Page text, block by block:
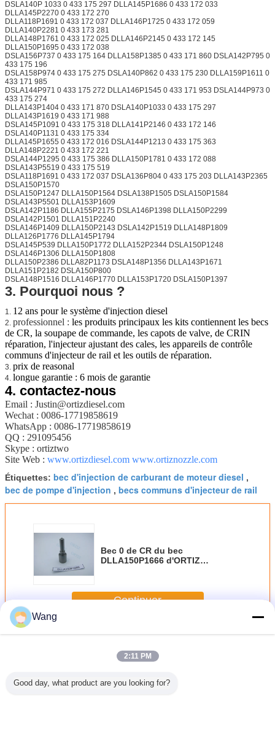
DSLA140P 1033 0 433 175 297 DLLA145P1686 0 433 172 033
DLLA145P2270 0 433 172 270
DLLA118P1691 0 433 172 037 DLLA146P1725 0 433 172 059
DLLA140P2281 0 433 173 281
DLLA148P1761 0 433 172 025 DLLA146P2145 0 433 172 145
DLLA150P1695 0 433 172 038
DSLA156P737 0 433 175 164 DLLA158P1385 0 433 171 860 DSLA142P795 0
433 175 196
DSLA158P974 0 433 175 275 DSLA140P862 0 433 175 230 DLLA159P1611 0
433 171 985
DSLA144P971 0 433 175 272 DLLA146P1545 0 433 171 953 DSLA144P973 0
433 175 274
DLLA143P1404 0 433 171 870 DSLA140P1033 0 433 175 297
DLLA143P1619 0 433 171 988
DSLA145P1091 0 433 175 318 DLLA141P2146 0 433 172 146
DSLA140P1131 0 433 175 334
DLLA145P1655 0 433 172 016 DSLA144P1213 0 433 175 363
DLLA148P2221 0 433 172 221
DSLA144P1295 0 433 175 386 DLLA150P1781 0 433 172 088
DSLA143P5519 0 433 175 519
DSLA118P1691 0 433 172 037 DSLA136P804 0 433 175 203 DLLA143P2365
DSLA150P1570
DSLA150P1247 DLLA150P1564 DSLA138P1505 DSLA150P1584
DSLA143P5501 DLLA153P1609
DSLA142P1186 DLLA155P2175 DSLA146P1398 DLLA150P2299
DSLA142P1501 DLLA151P2240
DSLA146P1409 DLLA150P2143 DSLA142P1519 DLLA148P1809
DLLA126P1776 DLLA145P1794
DSLA145P539 DLLA150P1772 DLLA152P2344 DSLA150P1248
DSLA146P1306 DLLA150P1808
DLLA150P2386 DLLA82P1173 DSLA148P1356 DLLA143P1671
DLLA151P2182 DSLA150P800
DSLA148P1516 DLLA146P1770 DLLA153P1720 DSLA150P1397
3. Pourquoi nous ?
1. 12 ans pour le système d'injection diesel
2. professionnel : les produits principaux les kits contiennent les becs
de CR, la soupape de commande, les capots de valve, de CRIN
réparation, l'injecteur ajustant des cales, les appareils de contrôle
communs d'injecteur de rail et les outils de réparation.
3. prix de reasonal
4. longue garantie : 6 mois de garantie
4. contactez-nous
Email : Justin@ortizdiesel.com
Wechat : 0086-17719858619
WhatsApp : 0086-17719858619
QQ : 291095456
Skype : ortiztwo
Site Web : www.ortizdiesel.com www.ortiznozzle.com
Étiquettes: bec d'injection de carburant de moteur diesel ,
bec de pompe d'injection , becs communs d'injecteur de rail
Bec 0 de CR du bec
DLLA150P1666 d'ORTIZ
Continuer
PlusBec d'injecteur de Bosch
Wang
2:11 PM
Good day, what product are you looking for?